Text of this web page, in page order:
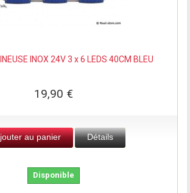
INOX 24V 3 x 6 LEDS 40CM BLEU
19,90 €
au panier Détails
Disponible